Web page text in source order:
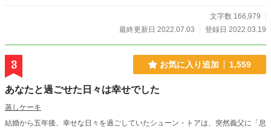
文字数 166,979
最終更新日 2022.07.03
登録日 2022.03.19
3 お気に入り追加 1,559
あなたと過ごせた日々は幸せでした
蒸しケーキ
結婚から五年後、幸せな日々を過ごしていたシューン・トアは、突然義父に「息